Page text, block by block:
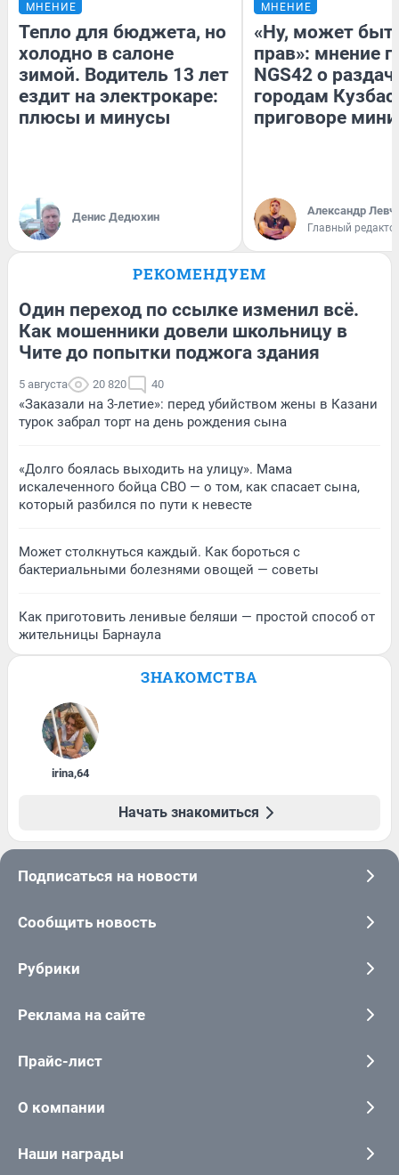
МНЕНИЕ
Тепло для бюджета, но
холодно в салоне
зимой. Водитель 13 лет
ездит на электрокаре:
плюсы и минусы
Денис Дедюхин
МНЕНИЕ
«Ну, может
прав»: мнение
NGS42 о
городам
приговоре
Александр
Главный
РЕКОМЕНДУЕМ
Один переход по ссылке изменил всё.
Как мошенники довели школьницу в
Чите до попытки поджога здания
5 августа 20 820 40
«Заказали на 3-летие»: перед убийством жены в Казани
турок забрал торт на день рождения сына
«Долго боялась выходить на улицу». Мама
искалеченного бойца СВО — о том, как спасает сына,
который разбился по пути к невесте
Может столкнуться каждый. Как бороться с
бактериальными болезнями овощей — советы
Как приготовить ленивые беляши — простой способ от
жительницы Барнаула
ЗНАКОМСТВА
irina,64
Начать знакомиться
Подписаться на новости
Сообщить новость
Рубрики
Реклама на сайте
Прайс-лист
О компании
Наши награды